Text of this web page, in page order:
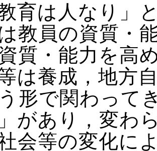
育は人なり」
教員の資質・
質・能力を高
は養成，地方
形で関わって
があり，変わ
会等の変化に